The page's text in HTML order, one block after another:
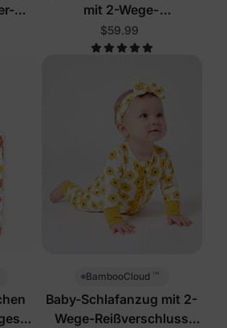
mit 2-Wege-
Reißverschluss
$59.99
BambooCloud ™
Baby-Schlafanzug mit 2-
Wege-Reißverschluss